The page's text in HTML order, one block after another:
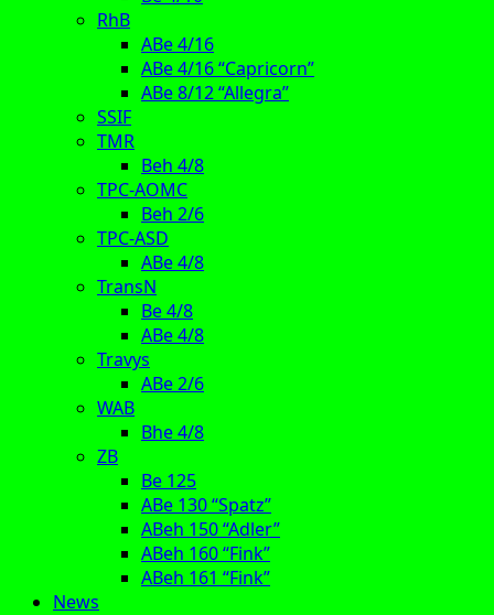
RhB
ABe 4/16
ABe 4/16 “Capricorn”
ABe 8/12 “Allegra”
SSIF
TMR
Beh 4/8
TPC-AOMC
Beh 2/6
TPC-ASD
ABe 4/8
TransN
Be 4/8
ABe 4/8
Travys
ABe 2/6
WAB
Bhe 4/8
ZB
Be 125
ABe 130 “Spatz”
ABeh 150 “Adler”
ABeh 160 “Fink”
ABeh 161 “Fink”
News